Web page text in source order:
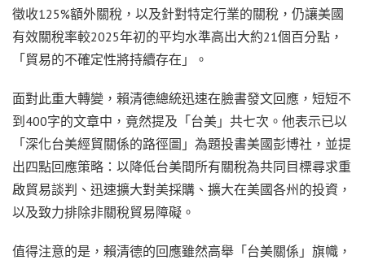
徵收125%額外關稅，以及針對特定行業的關稅，仍讓美國
有效關稅率較2025年初的平均水準高出大約21個百分點，
「貿易的不確定性將持續存在」。
面對此重大轉變，賴清德總統迅速在臉書發文回應，短短不
到400字的文章中，竟然提及「台美」共七次。他表示已以
「深化台美經貿關係的路徑圖」為題投書美國彭博社，並提
出四點回應策略：以降低台美間所有關稅為共同目標尋求重
啟貿易談判、迅速擴大對美採購、擴大在美國各州的投資，
以及致力排除非關稅貿易障礙。
值得注意的是，賴清德的回應雖然高舉「台美關係」旗幟，